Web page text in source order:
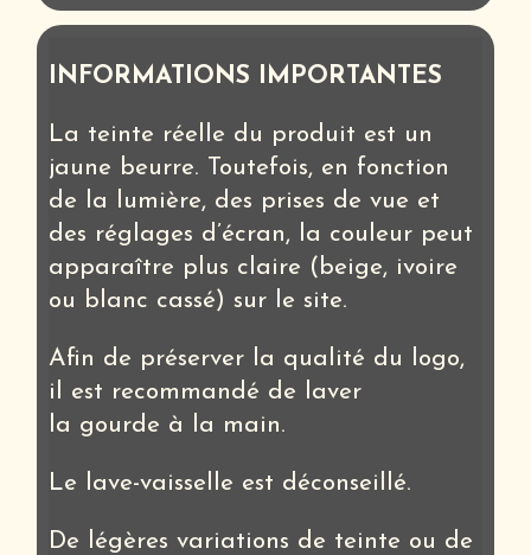
INFORMATIONS IMPORTANTES
La teinte réelle du produit est un
jaune beurre. Toutefois, en fonction
de la lumière, des prises de vue et
des réglages d’écran, la couleur peut
apparaître plus claire (beige, ivoire
ou blanc cassé) sur le site.
Afin de préserver la qualité du logo,
il est recommandé de laver
la gourde à la main.
Le lave-vaisselle est déconseillé.
De légères variations de teinte ou de